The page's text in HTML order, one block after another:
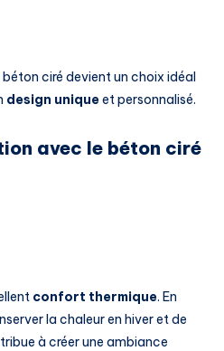
ciré devient un choix idéal
design uniqueet personnalisé.
avec le béton ciré
confort thermique. En
la chaleur en hiver et de
à créer une ambiance